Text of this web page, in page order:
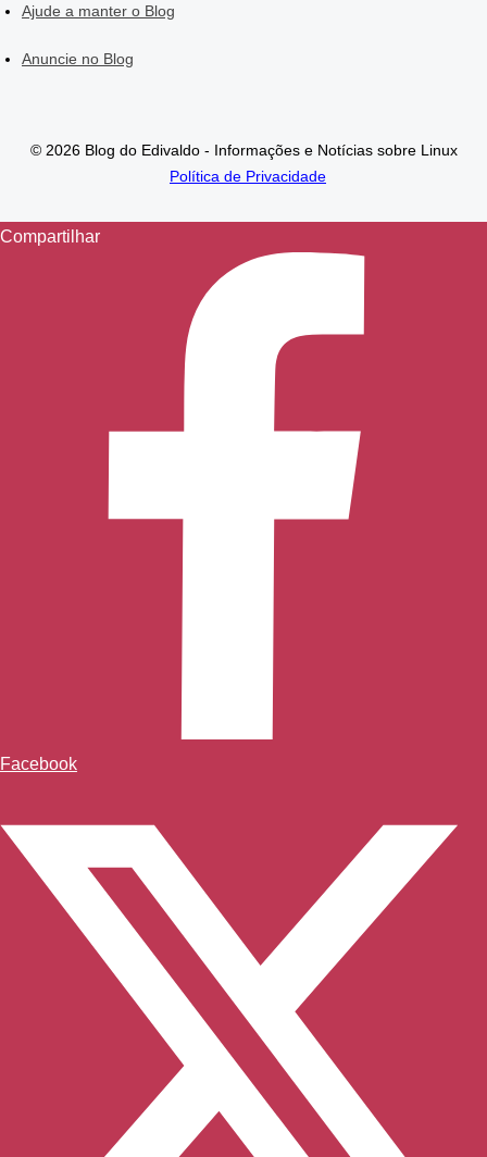
Ajude a manter o Blog
Anuncie no Blog
© 2026 Blog do Edivaldo - Informações e Notícias sobre Linux
Política de Privacidade
Compartilhar
Facebook